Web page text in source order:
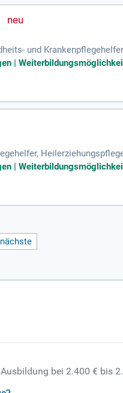
und
Ausbildung.
|
(m/w/d); idealerweise
|
nächste
bei 2.400 € bis